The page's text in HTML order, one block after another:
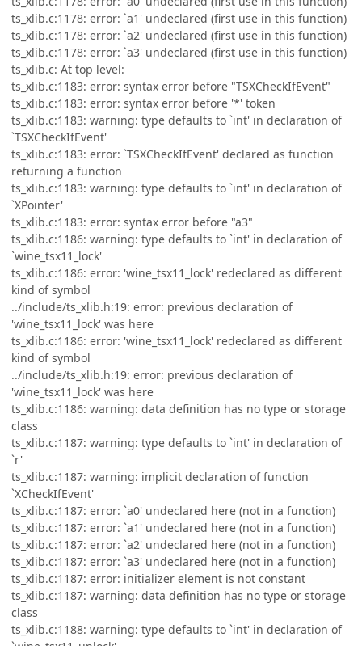
ts_xlib.c:1178: error: `a1' undeclared (first use in this function)
ts_xlib.c:1178: error: `a2' undeclared (first use in this function)
ts_xlib.c:1178: error: `a3' undeclared (first use in this function)
ts_xlib.c: At top level:
ts_xlib.c:1183: error: syntax error before "TSXCheckIfEvent"
ts_xlib.c:1183: error: syntax error before '*' token
ts_xlib.c:1183: warning: type defaults to `int' in declaration of
`TSXCheckIfEvent'
ts_xlib.c:1183: error: `TSXCheckIfEvent' declared as function
returning a function
ts_xlib.c:1183: warning: type defaults to `int' in declaration of
`XPointer'
ts_xlib.c:1183: error: syntax error before "a3"
ts_xlib.c:1186: warning: type defaults to `int' in declaration of
`wine_tsx11_lock'
ts_xlib.c:1186: error: 'wine_tsx11_lock' redeclared as different
kind of symbol
../include/ts_xlib.h:19: error: previous declaration of
'wine_tsx11_lock' was here
ts_xlib.c:1186: error: 'wine_tsx11_lock' redeclared as different
kind of symbol
../include/ts_xlib.h:19: error: previous declaration of
'wine_tsx11_lock' was here
ts_xlib.c:1186: warning: data definition has no type or storage
class
ts_xlib.c:1187: warning: type defaults to `int' in declaration of
`r'
ts_xlib.c:1187: warning: implicit declaration of function
`XCheckIfEvent'
ts_xlib.c:1187: error: `a0' undeclared here (not in a function)
ts_xlib.c:1187: error: `a1' undeclared here (not in a function)
ts_xlib.c:1187: error: `a2' undeclared here (not in a function)
ts_xlib.c:1187: error: `a3' undeclared here (not in a function)
ts_xlib.c:1187: error: initializer element is not constant
ts_xlib.c:1187: warning: data definition has no type or storage
class
ts_xlib.c:1188: warning: type defaults to `int' in declaration of